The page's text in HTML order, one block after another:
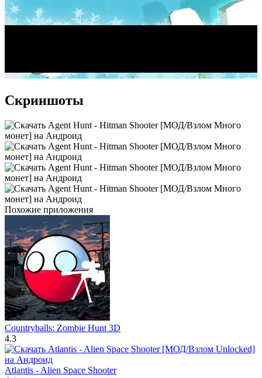
Скриншоты
Похожие приложения
Countryballs: Zombie Hunt 3D
4.3
Atlantis - Alien Space Shooter